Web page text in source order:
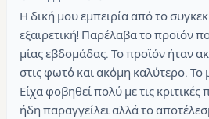
Η δική μου εμπειρία από το
εξαιρετική! Παρέλαβα το προϊόν
μίας εβδομάδας. Το προϊόν ήταν
στις φωτό και ακόμη καλύτερο.
Είχα φοβηθεί πολύ με τις
ήδη παραγγείλει αλλά το